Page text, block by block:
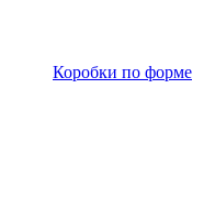
Коробки по форме